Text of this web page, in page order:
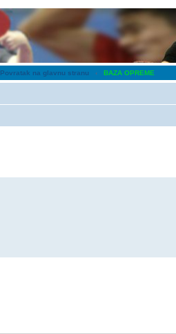
Povratak na glavnu stranu ‹ BAZA OPREME